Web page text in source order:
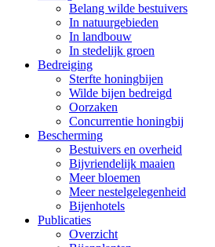
Belang wilde bestuivers
In natuurgebieden
In landbouw
In stedelijk groen
Bedreiging
Sterfte honingbijen
Wilde bijen bedreigd
Oorzaken
Concurrentie honingbij
Bescherming
Bestuivers en overheid
Bijvriendelijk maaien
Meer bloemen
Meer nestelgelegenheid
Bijenhotels
Publicaties
Overzicht